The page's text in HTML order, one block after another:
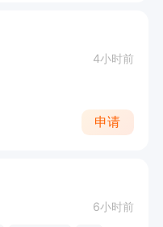
4小时前
申请
6小时前